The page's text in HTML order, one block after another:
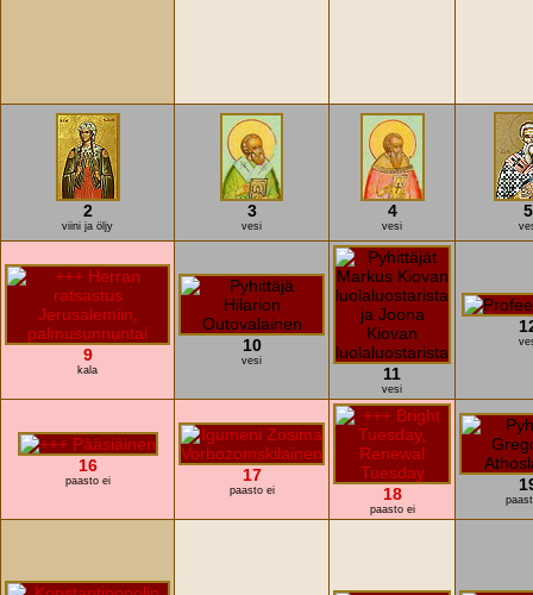
2
viini ja öljy
3
vesi
4
vesi
5
9
kala
10
vesi
11
vesi
16
paasto ei 17
paasto ei 18
paasto ei